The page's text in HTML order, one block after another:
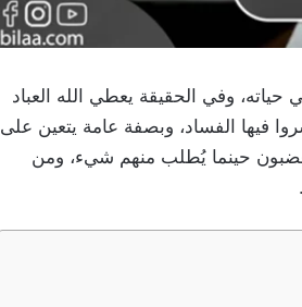
وفي الحقيقة يعطي الله العباد
فيها الفساد، وبصفة عامة يتعين على
حينما يُطلب منهم شيء، ومن